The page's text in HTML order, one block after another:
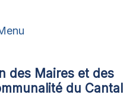
des Maires et des
du Cantal